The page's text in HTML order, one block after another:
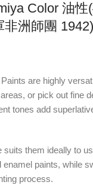
Color 油
非洲師團
are highly
or pick out fine
tones add
suits them ideally to
paints, while
process.